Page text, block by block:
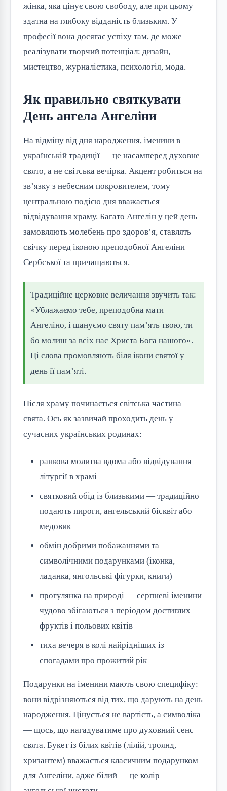
жінка, яка цінує свою свободу, але при цьому
здатна на глибоку відданість близьким. У
професії вона досягає успіху там, де може
реалізувати творчий потенціал: дизайн,
мистецтво, журналістика, психологія, мода.
Як правильно святкувати
День ангела Ангеліни
На відміну від дня народження, іменини в
українській традиції — це насамперед духовне
свято, а не світська вечірка. Акцент робиться на
зв’язку з небесним покровителем, тому
центральною подією дня вважається
відвідування храму. Багато Ангелін у цей день
замовляють молебень про здоров’я, ставлять
свічку перед іконою преподобної Ангеліни
Сербської та причащаються.
Традиційне церковне величання звучить так:
«Ублажаємо тебе, преподобна мати
Ангеліно, і шануємо святу пам’ять твою, ти
бо молиш за всіх нас Христа Бога нашого».
Ці слова промовляють біля ікони святої у
день її пам’яті.
Після храму починається світська частина
свята. Ось як зазвичай проходить день у
сучасних українських родинах:
ранкова молитва вдома або відвідування
літургії в храмі
святковий обід із близькими — традиційно
подають пироги, ангельський бісквіт або
медовик
обмін добрими побажаннями та
символічними подарунками (іконка,
ладанка, янгольські фігурки, книги)
прогулянка на природі — серпневі іменини
чудово збігаються з періодом достиглих
фруктів і польових квітів
тиха вечеря в колі найрідніших із
спогадами про прожитий рік
Подарунки на іменини мають свою специфіку:
вони відрізняються від тих, що дарують на день
народження. Цінується не вартість, а символіка
— щось, що нагадуватиме про духовний сенс
свята. Букет із білих квітів (лілій, троянд,
хризантем) вважається класичним подарунком
для Ангеліни, адже білий — це колір